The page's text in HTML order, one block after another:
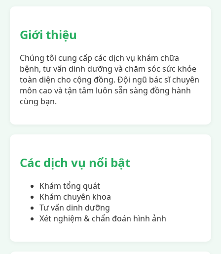
Giới thiệu
Chúng tôi cung cấp các dịch vụ khám chữa
bệnh, tư vấn dinh dưỡng và chăm sóc sức khỏe
toàn diện cho cộng đồng. Đội ngũ bác sĩ chuyên
môn cao và tận tâm luôn sẵn sàng đồng hành
cùng bạn.
Các dịch vụ nổi bật
Khám tổng quát
Khám chuyên khoa
Tư vấn dinh dưỡng
Xét nghiệm & chẩn đoán hình ảnh